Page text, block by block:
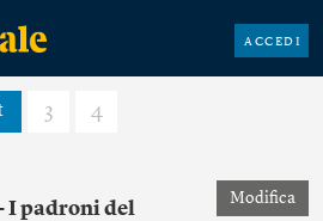
ACCEDI
3 4
I padroni del
Modifica